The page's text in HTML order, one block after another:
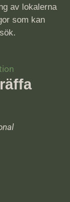
av lokalerna
som kan